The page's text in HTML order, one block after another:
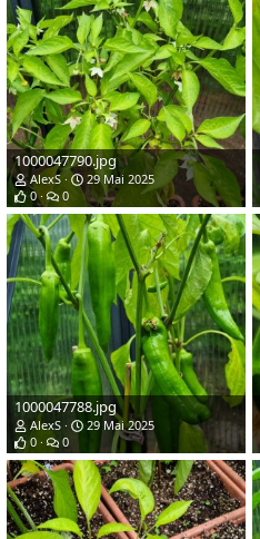
1000047790.jpg
AlexS
29 Mai 2025
0
0
1000047788.jpg
AlexS
29 Mai 2025
0
0